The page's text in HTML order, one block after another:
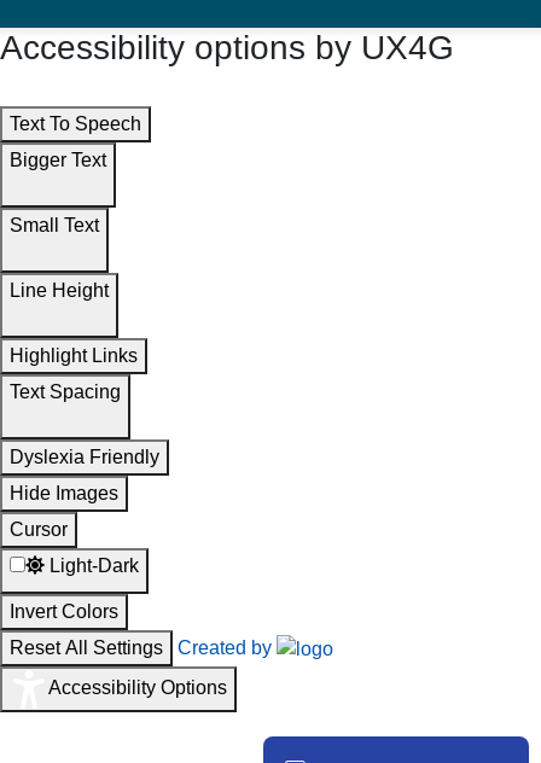
Accessibility options by UX4G
Text To Speech
Bigger Text
Small Text
Line Height
Highlight Links
Text Spacing
Dyslexia Friendly
Hide Images
Cursor
Light-Dark
Invert Colors
Reset All Settings
Created by
Accessibility Options